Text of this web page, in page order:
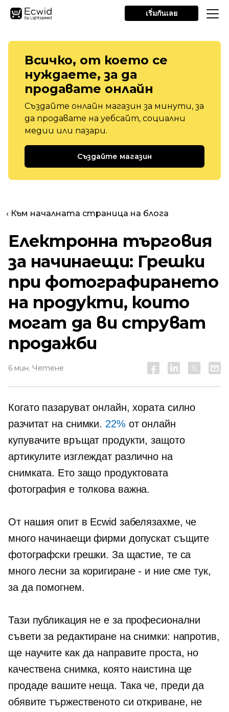
เริ่มกันเลย
Всичко, от което се
нуждаете, за да
продавате онлайн
Създайте онлайн магазин за минути, за
да продавате на уебсайт, социални
медии или пазари.
Създайте магазин
‹ Към началната страница на блога
Електронна търговия
за начинаещи: Грешки
при фотографирането
на продукти, които
могат да ви струват
продажби
6 мин. Четене
Когато пазаруват онлайн, хората силно
разчитат на снимки. 22% от онлайн
купувачите връщат продукти, защото
артикулите изглеждат различно на
снимката. Ето защо продуктовата
фотография е толкова важна.
От нашия опит в Ecwid забелязахме, че
много начинаещи фирми допускат същите
фотографски грешки. За щастие, те са
много лесни за коригиране - и ние сме тук,
за да помогнем.
Тази публикация не е за професионални
съвети за редактиране на снимки: напротив,
ще научите как да направите проста, но
качествена снимка, която наистина ще
продаде вашите неща. Така че, преди да
обявите тържественото си откриване, не